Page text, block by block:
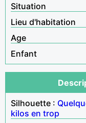
Situation
Lieu d'habitation
Age
Enfant
Silhouette :
kilos en trop